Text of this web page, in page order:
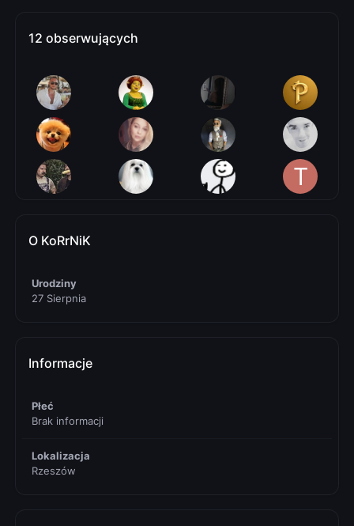
12 obserwujących
O KoRrNiK
Urodziny
27 Sierpnia
Informacje
Płeć
Brak informacji
Lokalizacja
Rzeszów